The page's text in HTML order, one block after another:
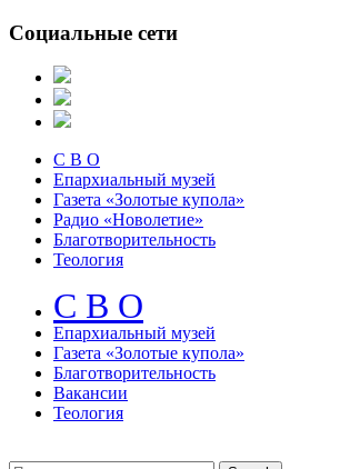
Социальные сети
С В О
Епархиальный музей
Газета «Золотые купола»
Радио «Новолетие»
Благотворительность
Теология
С В О
Епархиальный музeй
Газета «Золотые купола»
Благотворительность
Вакансии
Теология